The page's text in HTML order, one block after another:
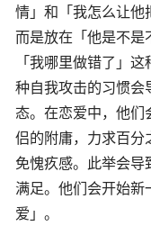
情」和「我怎么让他
而是放在「他是不是
「我哪里做错了」
种自我攻击的习惯会
态。在恋爱中，他
侣的附庸，力求百分
免愧疚感。此举会导
满足。他们会开始
爱」。